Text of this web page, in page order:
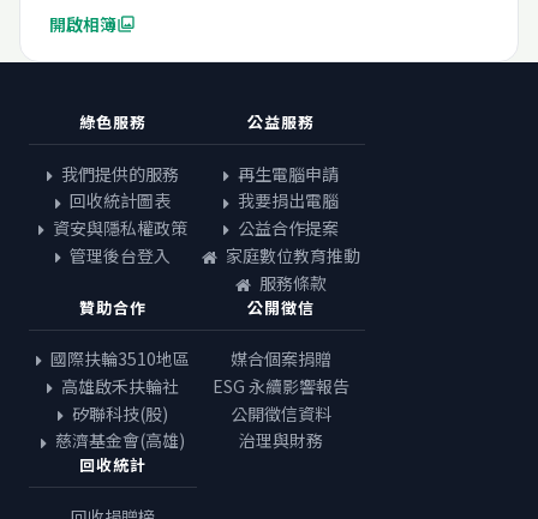
開啟相簿photo_library
綠色服務
我們提供的服務
回收統計圖表
資安與隱私權政策
管理後台登入
公益服務
再生電腦申請
我要捐出電腦
公益合作提案
家庭數位教育推動
服務條款
贊助合作
國際扶輪3510地區
高雄啟禾扶輪社
矽聯科技(股)
慈濟基金會(高雄)
公開徵信
媒合個案捐贈
ESG 永續影響報告
公開徵信資料
治理與財務
回收統計